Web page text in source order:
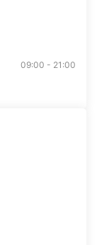
09:00 - 21:00